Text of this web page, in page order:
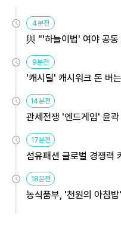
4분전
與 "'하늘이법' 여야 공
9분전
'캐시딜' 캐시워크 돈 버
14분전
관세전쟁 '엔드게임' 윤
17분전
섬유패션 글로벌 경쟁력
18분전
농식품부, '천원의 아침